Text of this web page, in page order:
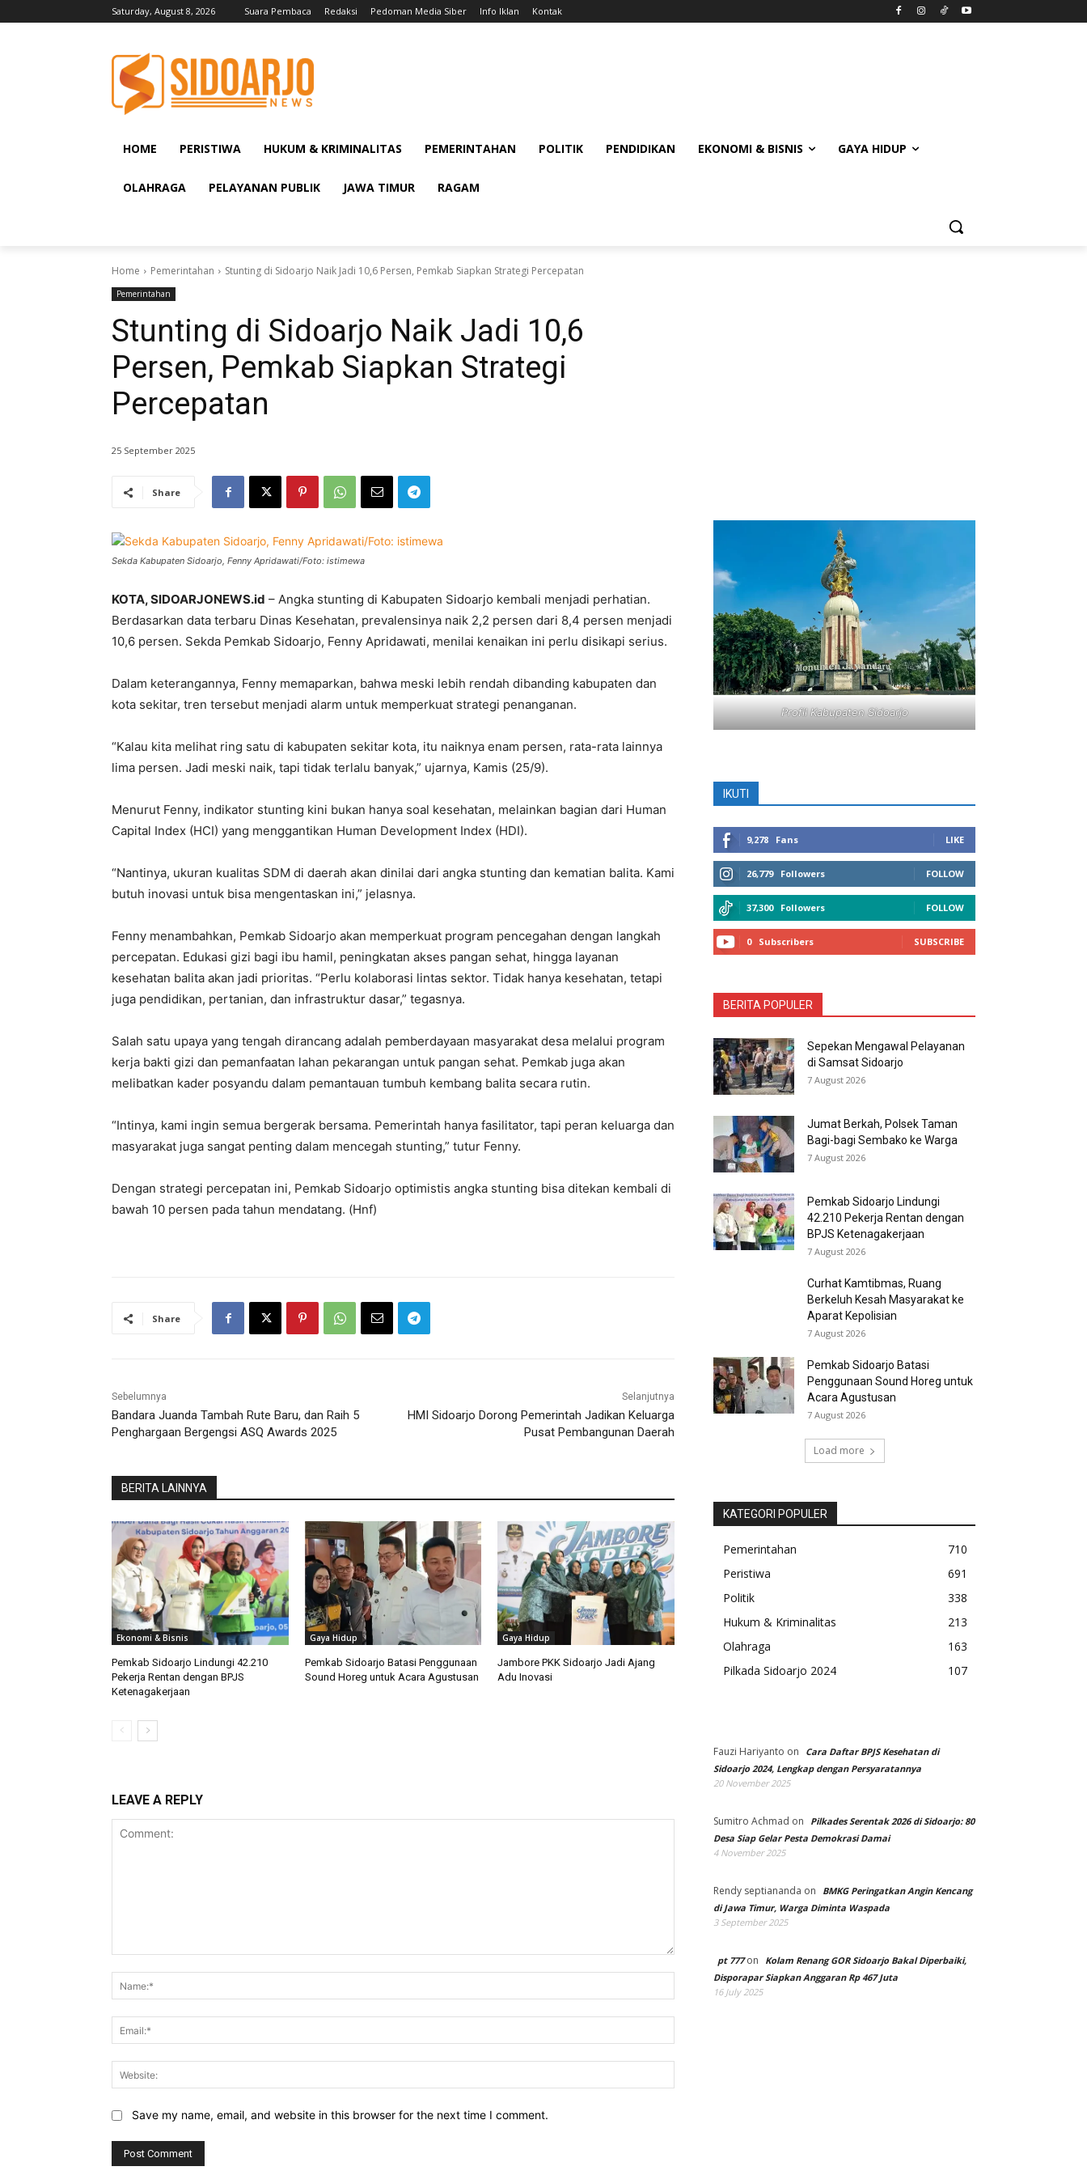
Saturday, August 8, 2026 Suara Pembaca Redaksi Pedoman Media Siber Info Iklan Kontak
HOME PERISTIWA HUKUM & KRIMINALITAS PEMERINTAHAN POLITIK PENDIDIKAN EKONOMI & BISNIS GAYA HIDUP
OLAHRAGA PELAYANAN PUBLIK JAWA TIMUR RAGAM
Home Pemerintahan Stunting di Sidoarjo Naik Jadi 10,6 Persen, Pemkab Siapkan Strategi Percepatan
Pemerintahan
Stunting di Sidoarjo Naik Jadi 10,6
Persen, Pemkab Siapkan Strategi
Percepatan
25 September 2025
Share
Sekda Kabupaten Sidoarjo, Fenny Apridawati/Foto: istimewa
KOTA, SIDOARJONEWS.id – Angka stunting di Kabupaten Sidoarjo kembali menjadi perhatian.
Berdasarkan data terbaru Dinas Kesehatan, prevalensinya naik 2,2 persen dari 8,4 persen menjadi
10,6 persen. Sekda Pemkab Sidoarjo, Fenny Apridawati, menilai kenaikan ini perlu disikapi serius.
Dalam keterangannya, Fenny memaparkan, bahwa meski lebih rendah dibanding kabupaten dan
kota sekitar, tren tersebut menjadi alarm untuk memperkuat strategi penanganan.
“Kalau kita melihat ring satu di kabupaten sekitar kota, itu naiknya enam persen, rata-rata lainnya
lima persen. Jadi meski naik, tapi tidak terlalu banyak,” ujarnya, Kamis (25/9).
Menurut Fenny, indikator stunting kini bukan hanya soal kesehatan, melainkan bagian dari Human
Capital Index (HCI) yang menggantikan Human Development Index (HDI).
“Nantinya, ukuran kualitas SDM di daerah akan dinilai dari angka stunting dan kematian balita. Kami
butuh inovasi untuk bisa mengentaskan ini,” jelasnya.
Fenny menambahkan, Pemkab Sidoarjo akan memperkuat program pencegahan dengan langkah
percepatan. Edukasi gizi bagi ibu hamil, peningkatan akses pangan sehat, hingga layanan
kesehatan balita akan jadi prioritas. “Perlu kolaborasi lintas sektor. Tidak hanya kesehatan, tetapi
juga pendidikan, pertanian, dan infrastruktur dasar,” tegasnya.
Salah satu upaya yang tengah dirancang adalah pemberdayaan masyarakat desa melalui program
kerja bakti gizi dan pemanfaatan lahan pekarangan untuk pangan sehat. Pemkab juga akan
melibatkan kader posyandu dalam pemantauan tumbuh kembang balita secara rutin.
“Intinya, kami ingin semua bergerak bersama. Pemerintah hanya fasilitator, tapi peran keluarga dan
masyarakat juga sangat penting dalam mencegah stunting,” tutur Fenny.
Dengan strategi percepatan ini, Pemkab Sidoarjo optimistis angka stunting bisa ditekan kembali di
bawah 10 persen pada tahun mendatang. (Hnf)
Share
Sebelumnya
Bandara Juanda Tambah Rute Baru, dan Raih 5
Penghargaan Bergengsi ASQ Awards 2025
Selanjutnya
HMI Sidoarjo Dorong Pemerintah Jadikan Keluarga
Pusat Pembangunan Daerah
BERITA LAINNYA
Ekonomi & Bisnis
Pemkab Sidoarjo Lindungi 42.210
Pekerja Rentan dengan BPJS
Ketenagakerjaan
Gaya Hidup
Pemkab Sidoarjo Batasi Penggunaan
Sound Horeg untuk Acara Agustusan
Gaya Hidup
Jambore PKK Sidoarjo Jadi Ajang
Adu Inovasi
LEAVE A REPLY
Save my name, email, and website in this browser for the next time I comment.
Profil Kabupaten Sidoarjo
IKUTI
9,278 Fans LIKE
26,779 Followers FOLLOW
37,300 Followers FOLLOW
0 Subscribers SUBSCRIBE
BERITA POPULER
Sepekan Mengawal Pelayanan
di Samsat Sidoarjo
7 August 2026
Jumat Berkah, Polsek Taman
Bagi-bagi Sembako ke Warga
7 August 2026
Pemkab Sidoarjo Lindungi
42.210 Pekerja Rentan dengan
BPJS Ketenagakerjaan
7 August 2026
Curhat Kamtibmas, Ruang
Berkeluh Kesah Masyarakat ke
Aparat Kepolisian
7 August 2026
Pemkab Sidoarjo Batasi
Penggunaan Sound Horeg untuk
Acara Agustusan
7 August 2026
Load more
KATEGORI POPULER
Pemerintahan
710
Peristiwa
691
Politik
338
Hukum & Kriminalitas
213
Olahraga
163
Pilkada Sidoarjo 2024
107
Fauzi Hariyanto on
Cara Daftar BPJS Kesehatan di
Sidoarjo 2024, Lengkap dengan Persyaratannya
20 November 2025
Sumitro Achmad on
Pilkades Serentak 2026 di Sidoarjo: 80
Desa Siap Gelar Pesta Demokrasi Damai
4 November 2025
Rendy septiananda on
BMKG Peringatkan Angin Kencang
di Jawa Timur, Warga Diminta Waspada
3 September 2025
pt 777on
Kolam Renang GOR Sidoarjo Bakal Diperbaiki,
Disporapar Siapkan Anggaran Rp 467 Juta
16 July 2025